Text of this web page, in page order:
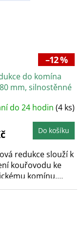
–12 %
do komína
mm, silnostěnné
černá
do 24 hodin (4 ks)
Do košíku
redukce slouží k
kouřovodu ke
komínu.
pro...